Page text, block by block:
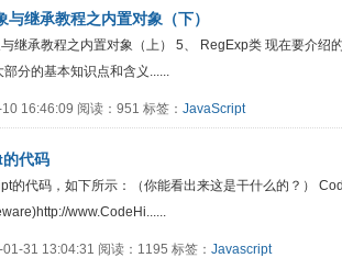
继承教程之内置对象（下）
继承教程之内置对象（上） 5、 RegExp类 现在要介绍
分的基本知识点和含义......
16:46:09 阅读：951 标签： JavaScript
代码
的代码，如下所示：（你能看出来这是干什么的？）
www.CodeHi......
31 13:04:31 阅读：1195 标签： Javascript